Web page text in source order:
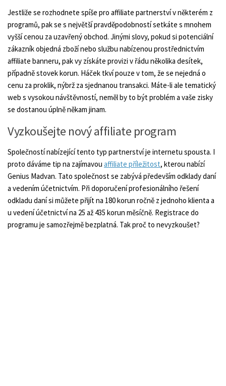
Jestliže se rozhodnete spíše pro affiliate partnerství v některém z
programů, pak se s největší pravděpodobností setkáte s mnohem
vyšší cenou za uzavřený obchod. Jinými slovy, pokud si potenciální
zákazník objedná zboží nebo službu nabízenou prostřednictvím
affiliate banneru, pak vy získáte provizi v řádu několika desítek,
případně stovek korun. Háček tkví pouze v tom, že se nejedná o
cenu za proklik, nýbrž za sjednanou transakci. Máte-li ale tematický
web s vysokou návštěvností, neměl by to být problém a vaše zisky
se dostanou úplně někam jinam.
Vyzkoušejte nový affiliate program
Společností nabízející tento typ partnerství je internetu spousta. I
proto dáváme tip na zajímavou affiliate příležitost, kterou nabízí
Genius Madvan. Tato společnost se zabývá především odklady daní
a vedením účetnictvím. Při doporučení profesionálního řešení
odkladu daní si můžete přijít na 180 korun ročně z jednoho klienta a
u vedení účetnictví na 25 až 435 korun měsíčně. Registrace do
programu je samozřejmě bezplatná. Tak proč to nevyzkoušet?